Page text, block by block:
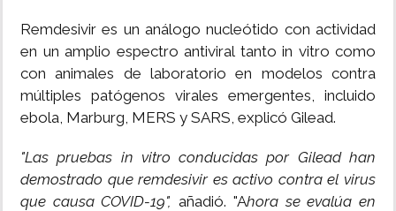
Remdesivir es un análogo nucleótido con actividad
en un amplio espectro antiviral tanto in vitro como
con animales de laboratorio en modelos contra
múltiples patógenos virales emergentes, incluido
ebola, Marburg, MERS y SARS, explicó Gilead.
"Las pruebas in vitro conducidas por Gilead han
demostrado que remdesivir es activo contra el virus
que causa COVID-19",añadió. "Ahora se evalúa en